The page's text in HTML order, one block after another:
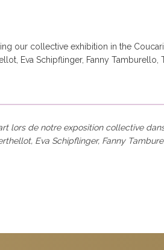
our collective exhibition in the
Eva Schipflinger, Fanny Tamburello,
lors de notre exposition collective
Eva Schipflinger, Fanny